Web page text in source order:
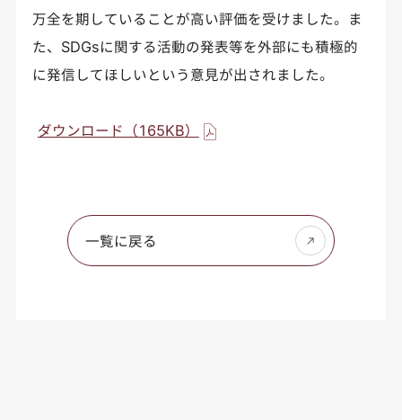
万全を期していることが高い評価を受けました。ま
た、SDGsに関する活動の発表等を外部にも積極的
に発信してほしいという意見が出されました。
ダウンロード（165KB）
一覧に戻る